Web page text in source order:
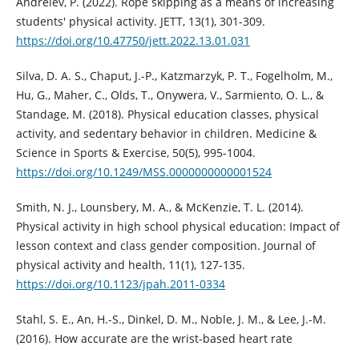
students' physical activity. JETT, 13(1), 301-309.
https://doi.org/10.47750/jett.2022.13.01.031
Silva, D. A. S., Chaput, J.-P., Katzmarzyk, P. T., Fogelholm, M.,
Hu, G., Maher, C., Olds, T., Onywera, V., Sarmiento, O. L., &
Standage, M. (2018). Physical education classes, physical
activity, and sedentary behavior in children. Medicine &
Science in Sports & Exercise, 50(5), 995-1004.
https://doi.org/10.1249/MSS.0000000000001524
Smith, N. J., Lounsbery, M. A., & McKenzie, T. L. (2014).
Physical activity in high school physical education: Impact of
lesson context and class gender composition. Journal of
physical activity and health, 11(1), 127-135.
https://doi.org/10.1123/jpah.2011-0334
Stahl, S. E., An, H.-S., Dinkel, D. M., Noble, J. M., & Lee, J.-M.
(2016). How accurate are the wrist-based heart rate